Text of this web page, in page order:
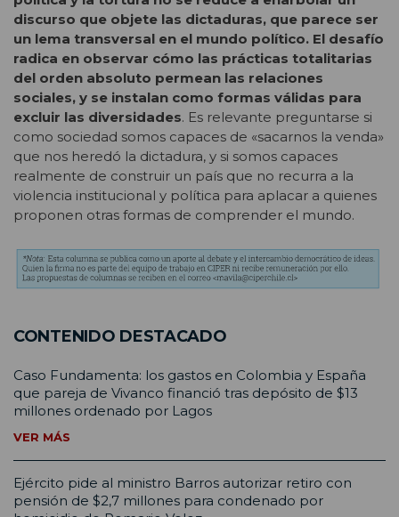
discurso que objete las dictaduras, que parece ser
un lema transversal en el mundo político. El desafío
radica en observar cómo las prácticas totalitarias
del orden absoluto permean las relaciones
sociales, y se instalan como formas válidas para
excluir las diversidades. Es relevante preguntarse si
como sociedad somos capaces de «sacarnos la venda»
que nos heredó la dictadura, y si somos capaces
realmente de construir un país que no recurra a la
violencia institucional y política para aplacar a quienes
proponen otras formas de comprender el mundo.
CONTENIDO DESTACADO
Caso Fundamenta: los gastos en Colombia y España
que pareja de Vivanco financió tras depósito de $13
millones ordenado por Lagos
VER MÁS
Ejército pide al ministro Barros autorizar retiro con
pensión de $2,7 millones para condenado por